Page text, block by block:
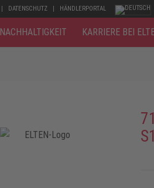
DATENSCHUTZ HÄNDLERPORTAL
NACHHALTIGKEIT KARRIERE BEI